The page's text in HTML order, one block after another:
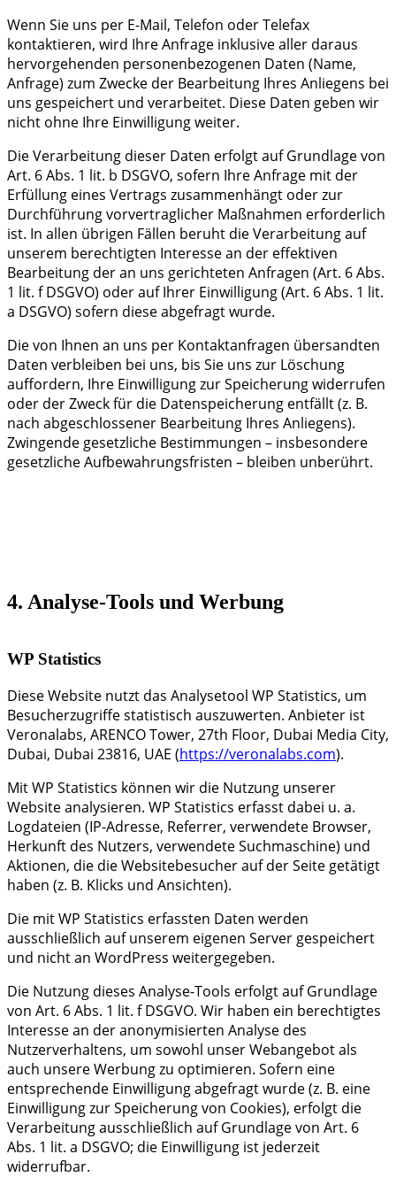
Wenn Sie uns per E-Mail, Telefon oder Telefax
kontaktieren, wird Ihre Anfrage inklusive aller daraus
hervorgehenden personenbezogenen Daten (Name,
Anfrage) zum Zwecke der Bearbeitung Ihres Anliegens bei
uns gespeichert und verarbeitet. Diese Daten geben wir
nicht ohne Ihre Einwilligung weiter.
Die Verarbeitung dieser Daten erfolgt auf Grundlage von
Art. 6 Abs. 1 lit. b DSGVO, sofern Ihre Anfrage mit der
Erfüllung eines Vertrags zusammenhängt oder zur
Durchführung vorvertraglicher Maßnahmen erforderlich
ist. In allen übrigen Fällen beruht die Verarbeitung auf
unserem berechtigten Interesse an der effektiven
Bearbeitung der an uns gerichteten Anfragen (Art. 6 Abs.
1 lit. f DSGVO) oder auf Ihrer Einwilligung (Art. 6 Abs. 1 lit.
a DSGVO) sofern diese abgefragt wurde.
Die von Ihnen an uns per Kontaktanfragen übersandten
Daten verbleiben bei uns, bis Sie uns zur Löschung
auffordern, Ihre Einwilligung zur Speicherung widerrufen
oder der Zweck für die Datenspeicherung entfällt (z. B.
nach abgeschlossener Bearbeitung Ihres Anliegens).
Zwingende gesetzliche Bestimmungen – insbesondere
gesetzliche Aufbewahrungsfristen – bleiben unberührt.
4. Analyse-Tools und Werbung
WP Statistics
Diese Website nutzt das Analysetool WP Statistics, um
Besucherzugriffe statistisch auszuwerten. Anbieter ist
Veronalabs, ARENCO Tower, 27th Floor, Dubai Media City,
Dubai, Dubai 23816, UAE (https://veronalabs.com).
Mit WP Statistics können wir die Nutzung unserer
Website analysieren. WP Statistics erfasst dabei u. a.
Logdateien (IP-Adresse, Referrer, verwendete Browser,
Herkunft des Nutzers, verwendete Suchmaschine) und
Aktionen, die die Websitebesucher auf der Seite getätigt
haben (z. B. Klicks und Ansichten).
Die mit WP Statistics erfassten Daten werden
ausschließlich auf unserem eigenen Server gespeichert
und nicht an WordPress weitergegeben.
Die Nutzung dieses Analyse-Tools erfolgt auf Grundlage
von Art. 6 Abs. 1 lit. f DSGVO. Wir haben ein berechtigtes
Interesse an der anonymisierten Analyse des
Nutzerverhaltens, um sowohl unser Webangebot als
auch unsere Werbung zu optimieren. Sofern eine
entsprechende Einwilligung abgefragt wurde (z. B. eine
Einwilligung zur Speicherung von Cookies), erfolgt die
Verarbeitung ausschließlich auf Grundlage von Art. 6
Abs. 1 lit. a DSGVO; die Einwilligung ist jederzeit
widerrufbar.